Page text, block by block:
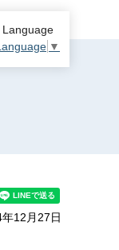
▼
12月27日